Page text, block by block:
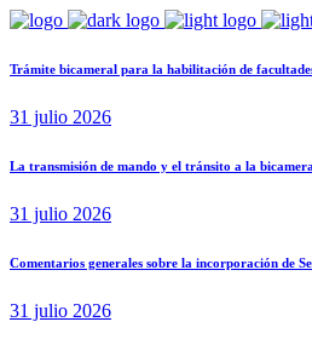
Trámite bicameral para la habilitación de
31 julio 2026
La transmisión de mando y el tránsito a la
31 julio 2026
Comentarios generales sobre la incorporación de
31 julio 2026